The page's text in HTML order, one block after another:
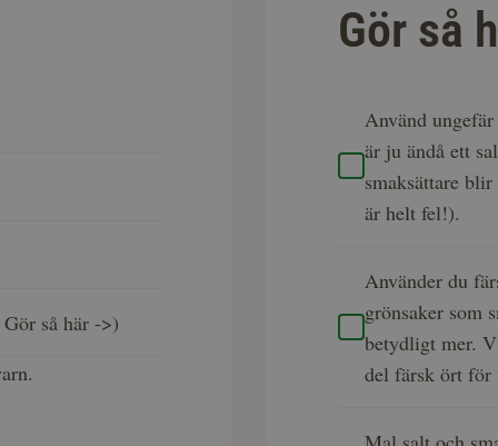
så här ->)
Gör så
Använd
är ju ändå ett
smaksättare
är helt fel!).
Använder du
grönsaker som
betydligt mer.
del färsk ört för